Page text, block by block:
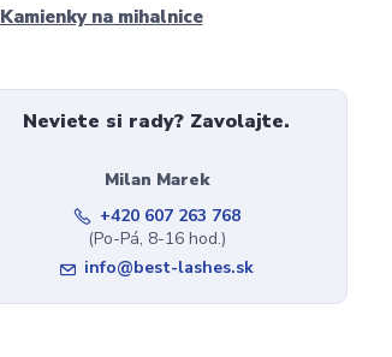
Kamienky na mihalnice
Neviete si rady? Zavolajte.
Milan Marek
+420 607 263 768
(Po-Pá, 8-16 hod.)
info@best-lashes.sk